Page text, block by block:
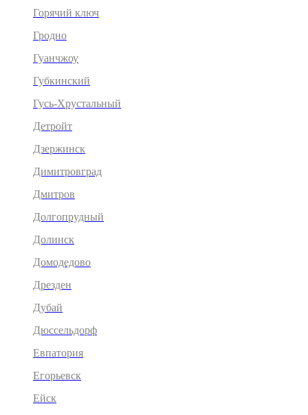
Горячий ключ
Гродно
Гуанчжоу
Губкинский
Гусь-Хрустальный
Детройт
Дзержинск
Димитровград
Дмитров
Долгопрудный
Долинск
Домодедово
Дрезден
Дубай
Дюссельдорф
Евпатория
Егорьевск
Ейск